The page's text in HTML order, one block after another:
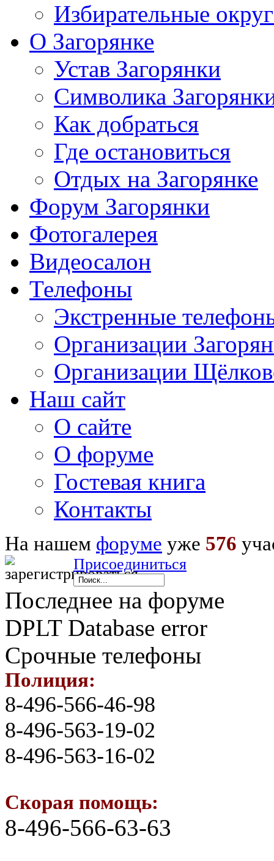
Избирательные
О Загорянке
Устав Загорянки
Символика
Как добраться
Где остановиться
Отдых на Загорянке
Форум Загорянки
Фотогалерея
Видеосалон
Телефоны
Экстренные
Организации
Организации
Наш сайт
О сайте
О форуме
Гостевая книга
Контакты
На нашем форуме уже 576
Присоединиться
Последнее на форуме
DPLT Database error
Срочные телефоны
Полиция:
8-496-566-46-98
8-496-563-19-02
8-496-563-16-02
Скорая помощь:
8-496-566-63-63